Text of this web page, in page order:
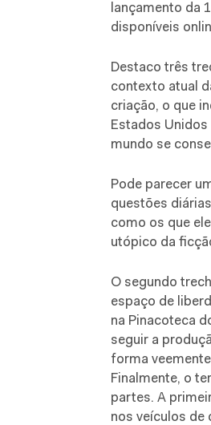
lançamento da
disponíveis
Destaco três
contexto atual
criação, o que
Estados
mundo se
Pode parecer
questões
como os que
utópico da
O segundo
espaço de
na Pinacoteca
seguir a
forma
Finalmente, o
partes. A
nos veículos de